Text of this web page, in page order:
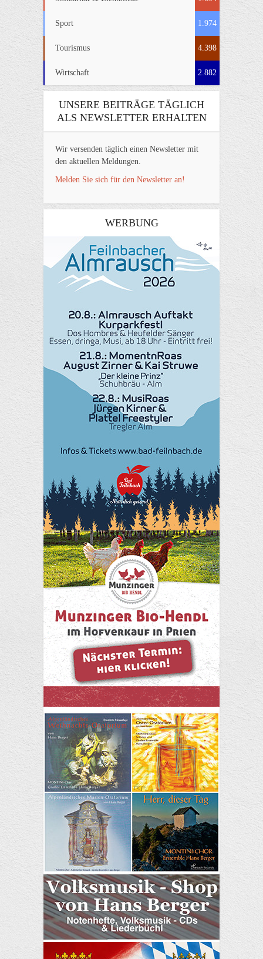
Sport 1.974
Tourismus 4.398
Wirtschaft 2.882
UNSERE BEITRÄGE TÄGLICH
ALS NEWSLETTER ERHALTEN
Wir versenden täglich einen Newsletter mit
den aktuellen Meldungen.
Melden Sie sich für den Newsletter an!
WERBUNG